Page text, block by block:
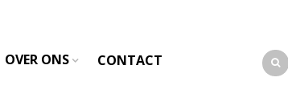
OVER ONS CONTACT